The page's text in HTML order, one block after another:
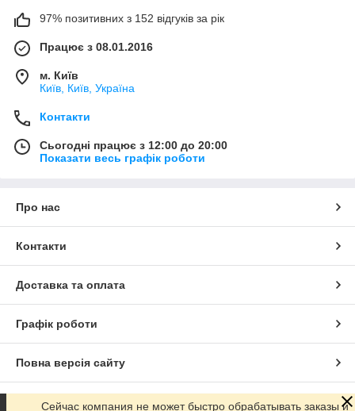
97% позитивних з 152 відгуків за рік
Працює з 08.01.2016
м. Київ
Київ, Київ, Україна
Контакти
Сьогодні працює з 12:00 до 20:00
Показати весь графік роботи
Про нас
Контакти
Доставка та оплата
Графік роботи
Повна версія сайту
Сайт створено на маркетплейсі Prom.ua
Сейчас компания не может быстро обрабатывать заказы и